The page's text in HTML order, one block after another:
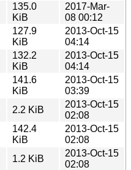
135.0
KiB
2017-Mar-
08 00:12
127.9
KiB
2013-Oct-15
04:14
132.2
KiB
2013-Oct-15
04:14
141.6
KiB
2013-Oct-15
03:39
2.2 KiB
2013-Oct-15
02:08
142.4
KiB
2013-Oct-15
02:08
1.2 KiB
2013-Oct-15
02:08